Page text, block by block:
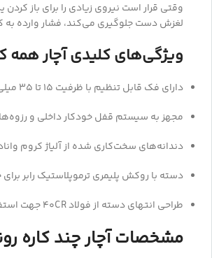
وقتی قرار است نیروی زیادی را برای باز
لغزش دست جلوگیری می‌کند، فشار وارده
ویژگی‌های کلیدی آچار همه کاره 10 اینچ
دارای فک قابل تنظیم با ظرفیت ۱۵ تا ۳۵ میلی‌متر برای کار با انواع مهره‌ها و لوله‌ها
مجهز به سیستم قفل خودکار داخلی و
دندانه‌های سخت‌کاری شده از آلیاژ کروم
دسته با روکش پلیمری ترموپلاستیک رابر
طراحی انتهای دسته از فولاد 40CR جهت استفاده به عنوان اهرم کمکی در فضاهای کارگاهی
مشخصات آچار چند کاره